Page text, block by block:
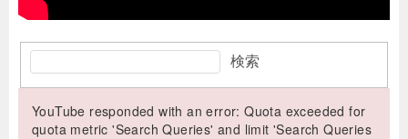
検索
YouTube responded with an error: Quota exceeded for
quota metric 'Search Queries' and limit 'Search Queries